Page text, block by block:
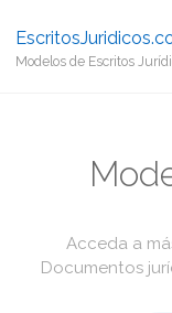
Modelos de Escritos
Acceda a
Documentos